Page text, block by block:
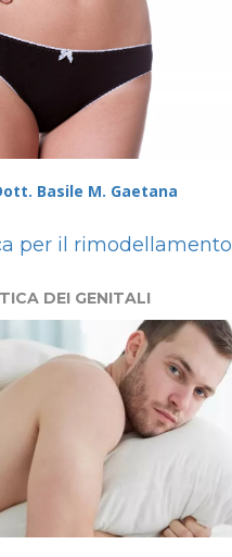
Basile M. Gaetana
per il rimodellamento
DEI GENITALI